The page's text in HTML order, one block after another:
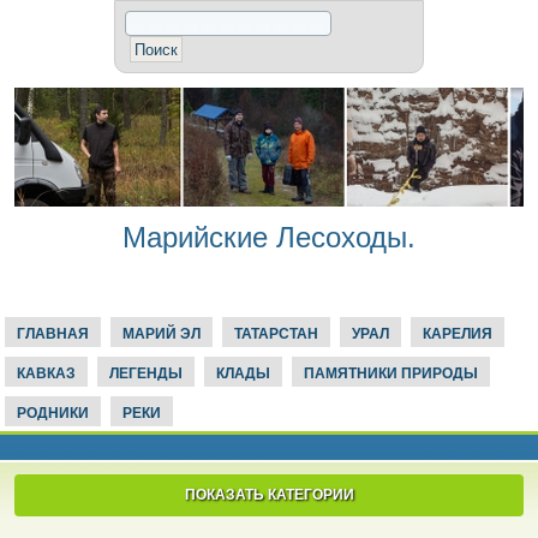
Марийские Лесоходы.
ГЛАВНАЯ МАРИЙ ЭЛ ТАТАРСТАН УРАЛ КАРЕЛИЯ
КАВКАЗ ЛЕГЕНДЫ КЛАДЫ ПАМЯТНИКИ ПРИРОДЫ
РОДНИКИ РЕКИ
ПОКАЗАТЬ КАТЕГОРИИ